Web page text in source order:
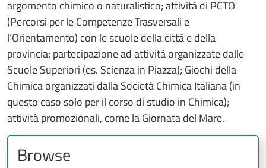
argomento chimico o naturalistico; attività di PCTO
(Percorsi per le Competenze Trasversali e
l’Orientamento) con le scuole della città e della
provincia; partecipazione ad attività organizzate dalle
Scuole Superiori (es. Scienza in Piazza); Giochi della
Chimica organizzati dalla Società Chimica Italiana (in
questo caso solo per il corso di studio in Chimica);
attività promozionali, come la Giornata del Mare.
Browse